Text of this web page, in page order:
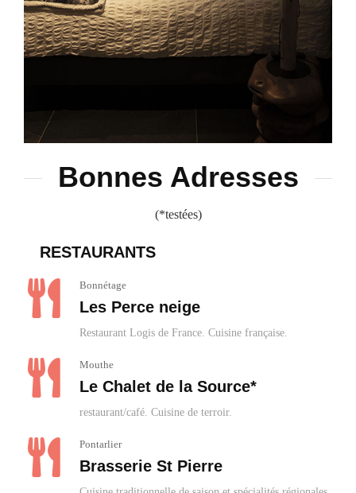
Bonnes Adresses
(*testées)
RESTAURANTS
Bonnétage
Les Perce neige
Restaurant Logis de France. Cuisine française.
Mouthe
Le Chalet de la Source*
restaurant/café. Cuisine de terroir.
Pontarlier
Brasserie St Pierre